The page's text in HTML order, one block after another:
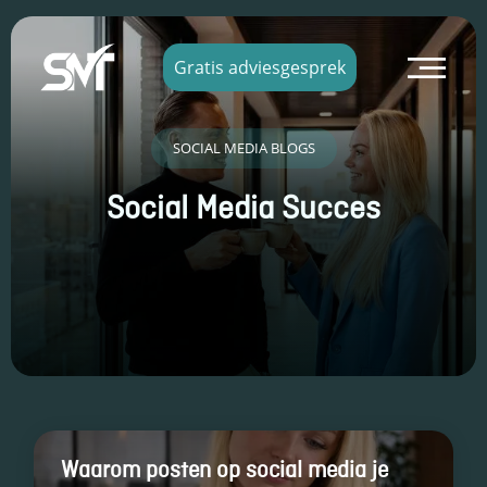
Gratis adviesgesprek
Waarom posten op social media je